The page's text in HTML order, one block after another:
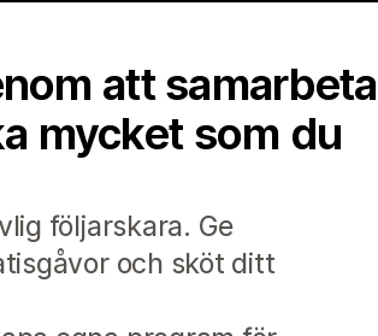
att samarbeta
mycket som du
följarskara. Ge
och sköt ditt